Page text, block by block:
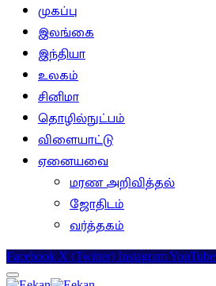
முகப்பு
இலங்கை
இந்தியா
உலகம்
சினிமா
தொழில்நுட்பம்
விளையாட்டு
ஏனையவை
மரண அறிவித்தல்
ஜோதிடம்
வர்த்தகம்
Facebook X (Twitter) InstagramYouTube